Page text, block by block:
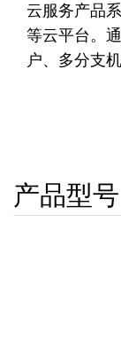
云服务产品
等云平台。
户、多分支
产品型号